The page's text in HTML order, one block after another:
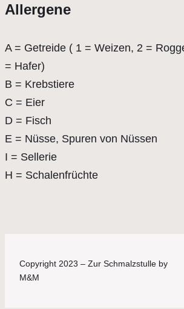
Allergene
A = Getreide ( 1 = Weizen, 2 =
= Hafer)
B = Krebstiere
C = Eier
D = Fisch
E = Nüsse, Spuren von Nüssen
I = Sellerie
H = Schalenfrüchte
Copyright 2023 – Zur Schmalzstulle by
M&M